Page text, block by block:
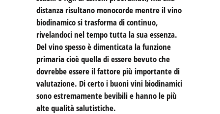
distanza risultano monocorde mentre il vino
biodinamico si trasforma di continuo,
rivelandoci nel tempo tutta la sua essenza.
Del vino spesso è dimenticata la funzione
primaria cioè quella di essere bevuto che
dovrebbe essere il fattore più importante di
valutazione. Di certo i buoni vini biodinamici
sono estremamente bevibili e hanno le più
alte qualità salutistiche.